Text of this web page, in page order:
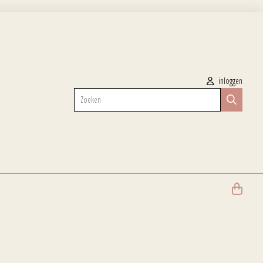
inloggen
Zoeken